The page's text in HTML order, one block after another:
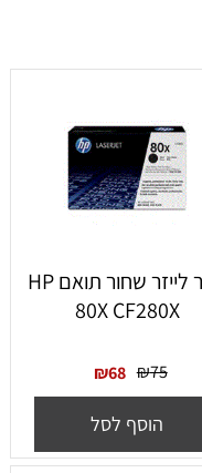
טונר לייזר ‏שחור תואם HP
80X CF280X
₪75
₪68
הוסף לסל